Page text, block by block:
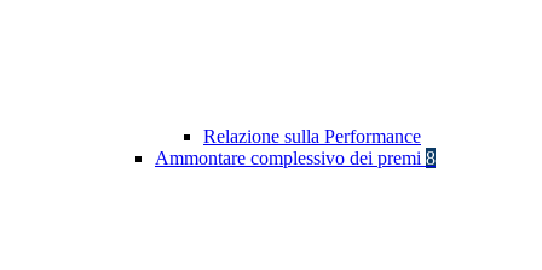
Relazione sulla Performance
Ammontare complessivo dei premi 8